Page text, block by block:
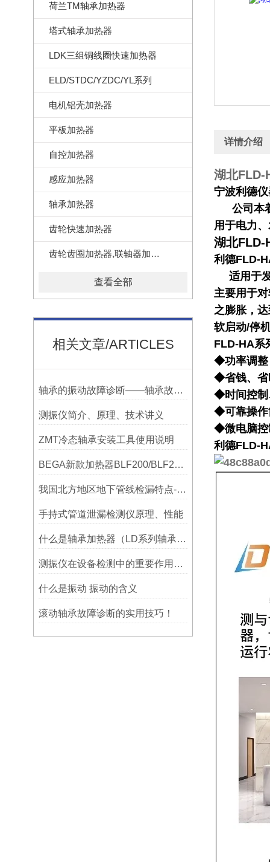
荷兰TM轴承加热器
塔式轴承加热器
LDK三组铜线圈快速加热器
ELD/STDC/YZDC/YL系列
电机铝壳加热器
平板加热器
自控加热器
感应加热器
轴承加热器
齿轮快速加热器
齿轮齿圈加热器,联轴器加热器
查看全部
相关文章/ARTICLES
轴承的振动故障诊断——轴承故障检测仪
测振仪简介、原理、技术讲义
ZMT冷态轴承安装工具使用说明
BEGA新款加热器BLF200/BLF201/BLF202参数选型表
我国北方地区地下管线检漏特点-宁波利德仪器
手持式管道泄漏检测仪原理、性能
什么是轴承加热器（LD系列轴承加热器）-宁波利德仪器
测振仪在设备检测中的重要作用之简析
什么是振动 振动的含义
滚动轴承故障诊断的实用技巧！
详情介绍
湖北FLD-
宁波利德
公司本着
用于电力
湖北FLD-
利德FLD-
适用于
主要用于
之膨胀，
软启动/停
FLD-HA系
◆功率调整
◆省钱、省
◆时间控制
◆可靠操作
◆微电脑控
利德FLD-